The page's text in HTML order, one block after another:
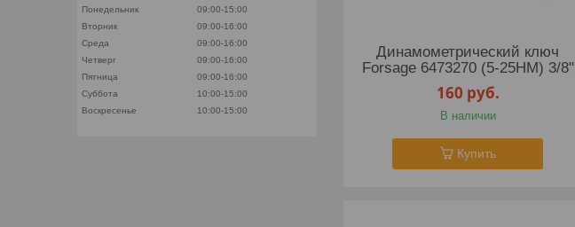
Динамометрический ключ
Forsage 6473270 (5-25НМ) 3/8"
160 руб.
В наличии
Купить
Понедельник
09:00-15:00
Вторник
09:00-16:00
Среда
09:00-16:00
Четверг
09:00-16:00
Пятница
09:00-16:00
Суббота
10:00-15:00
Воскресенье
10:00-15:00